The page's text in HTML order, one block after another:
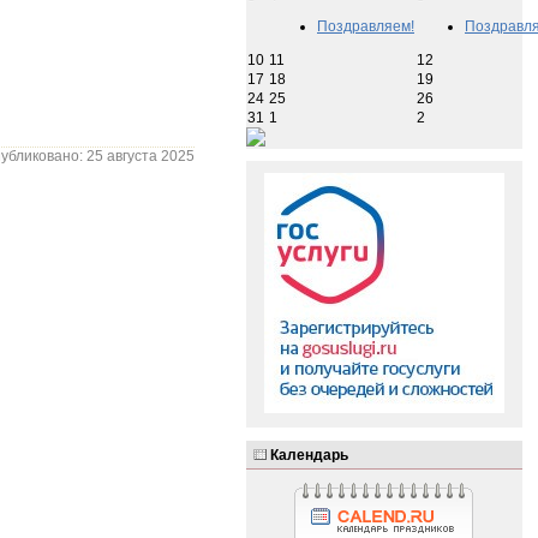
25 августа 2025
Поздравляем!
10 11
12
17 18
19
24 25
26
31 1 2
Календарь